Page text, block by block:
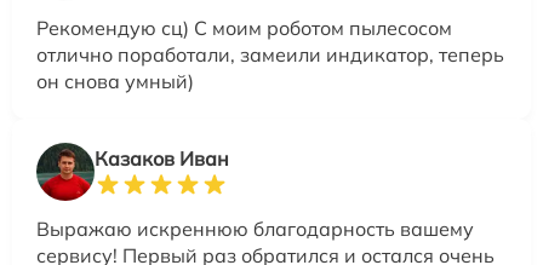
Рекомендую сц) С моим роботом пылесосом
отлично поработали, замеили индикатор, теперь
он снова умный)
Казаков Иван
Выражаю искреннюю благодарность вашему
сервису! Первый раз обратился и остался очень